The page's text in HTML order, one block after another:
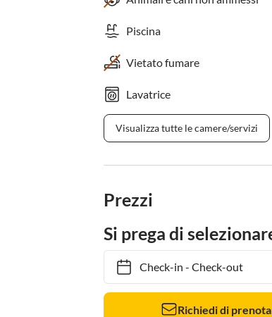
Piscina
Vietato fumare
Lavatrice
Visualizza tutte le camere/servizi
Prezzi
Si prega di
Check-in- Check-out
Richiedi di